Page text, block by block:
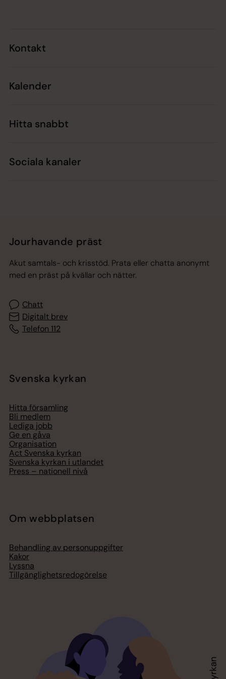
Kontakt
Kalender
Hitta snabbt
Sociala kanaler
Jourhavande präst
Akut samtals- och krisstöd. Prata eller chatta anonymt
med en präst på kvällar och nätter.
Chatt
Digitalt brev
Telefon 112
Svenska kyrkan
Hitta församling
Bli medlem
Lediga jobb
Ge en gåva
Organisation
Act Svenska kyrkan
Svenska kyrkan i utlandet
Press – nationell nivå
Om webbplatsen
Behandling av personuppgifter
Kakor
Lyssna
Tillgänglighetsredogörelse